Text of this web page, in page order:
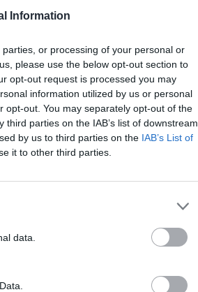
Information
or processing of your personal or
please use the below opt-out section to
opt-out request is processed you may
information utilized by us or personal
opt-out. You may separately opt-out of the
parties on the IAB’s list of downstream
by us to third parties on the IAB’s List of
it to other third parties.
data.
2019 - 12 h 43 min